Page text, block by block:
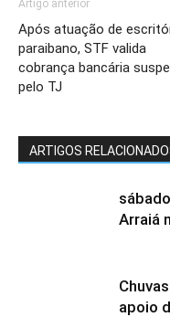
Artigo anterior
Após atuação de
paraibano, STF valida
cobrança bancária
pelo TJ
ARTIGOS
Arraiá
apoio